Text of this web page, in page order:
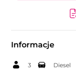
Informacje
3 Diesel